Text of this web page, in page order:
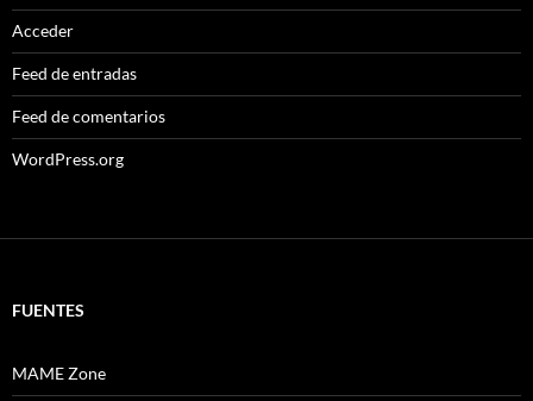
Acceder
Feed de entradas
Feed de comentarios
WordPress.org
FUENTES
MAME Zone